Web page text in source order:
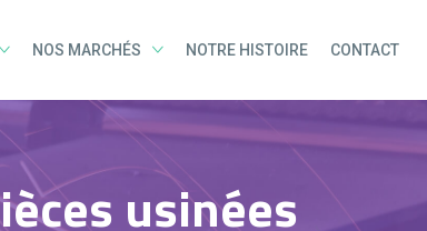
NOS MARCHÉS NOTRE HISTOIRE CONTACT
usinées